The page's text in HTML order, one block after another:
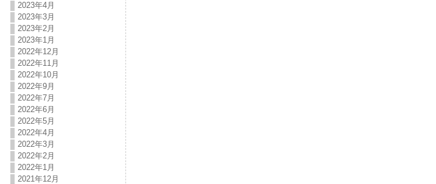
2023年4月
2023年3月
2023年2月
2023年1月
2022年12月
2022年11月
2022年10月
2022年9月
2022年7月
2022年6月
2022年5月
2022年4月
2022年3月
2022年2月
2022年1月
2021年12月